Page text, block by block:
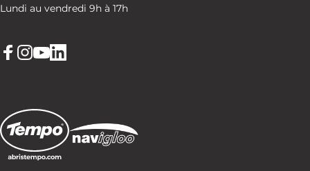
Lundi au vendredi 9h à 17h